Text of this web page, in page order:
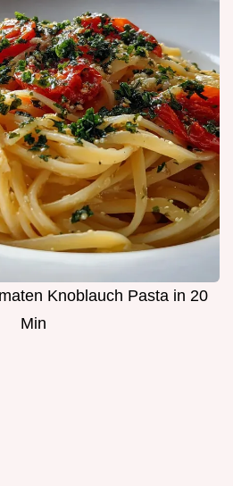
Knoblauch Pasta in 20
Min